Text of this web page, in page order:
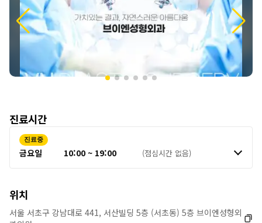
진료시간
진료중
금요일 10:00 ~ 19:00 (점심시간 없음)
위치
서울 서초구 강남대로 441, 서산빌딩 5층 (서초동) 5층 브이엔성형외